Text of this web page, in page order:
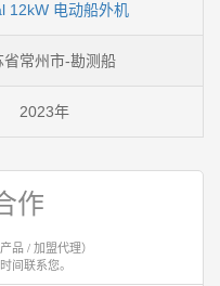
12kW 电动船外机
省常州市-勘测船
2023年
作
品 / 加盟代理）
间联系您。